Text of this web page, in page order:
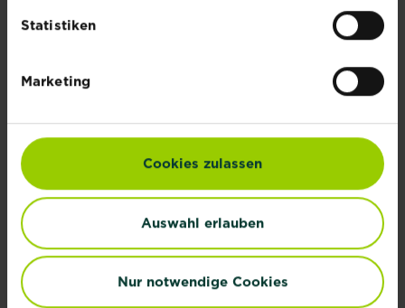
Statistiken
Marketing
Cookies zulassen
Auswahl erlauben
Nur notwendige Cookies